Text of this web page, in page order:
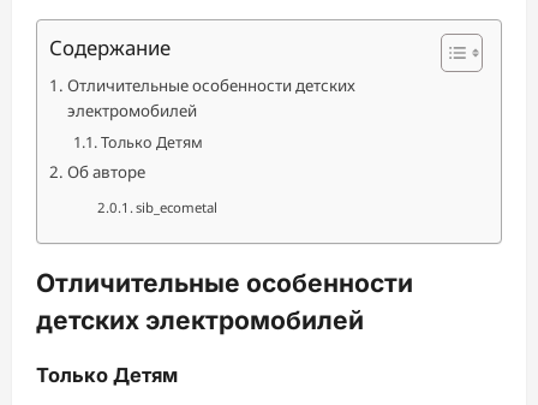
Содержание
Отличительные особенности детских
электромобилей
Только Детям
Об авторе
sib_ecometal
Отличительные особенности
детских электромобилей
Только Детям